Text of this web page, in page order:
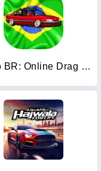
Estilo BR: Online Drag Tacing